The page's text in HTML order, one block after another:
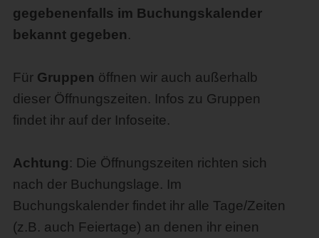
gegebenenfalls im Buchungskalender
bekannt gegeben.
Für Gruppen öffnen wir auch außerhalb
dieser Öffnungszeiten. Infos zu Gruppen
findet ihr auf der Infoseite.
Achtung: Die Öffnungszeiten richten sich
nach der Buchungslage. Im
Buchungskalender findet ihr alle Tage/Zeiten
(z.B. auch Feiertage) an denen ihr einen